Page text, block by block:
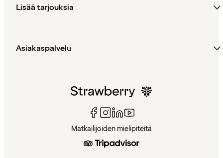
Lisää tarjouksia
Asiakaspalvelu
Matkailijoiden mielipiteitä